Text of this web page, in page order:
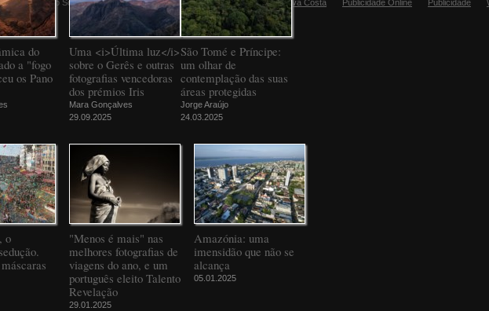
do
a "fogo
os Pano
Uma <i>Última luz</i>
sobre o Gerês e outras
fotografias vencedoras
dos prémios Iris
Mara Gonçalves
29.09.2025
São Tomé e Príncipe:
um olhar de
contemplação das suas
áreas protegidas
Jorge Araújo
24.03.2025
o
"Menos é mais" nas
melhores fotografias de
viagens do ano, e um
português eleito Talento
Revelação
29.01.2025
Amazónia: uma
imensidão que não se
alcança
05.01.2025
Comunicação Social SA
Editora Fugas:Sandra Silva Costa Publicidade Online Publicidade